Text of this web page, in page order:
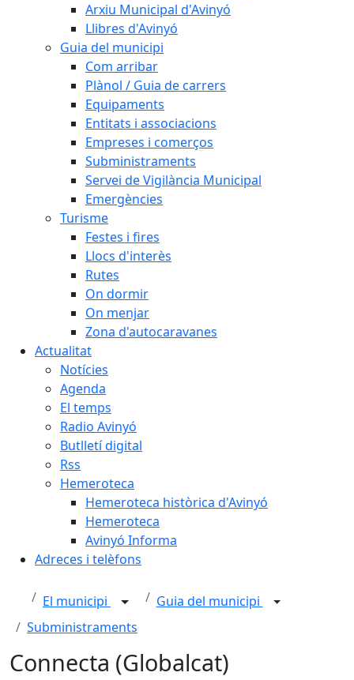
Arxiu Municipal d'Avinyó
Llibres d'Avinyó
Guia del municipi
Com arribar
Plànol / Guia de carrers
Equipaments
Entitats i associacions
Empreses i comerços
Subministraments
Servei de Vigilància Municipal
Emergències
Turisme
Festes i fires
Llocs d'interès
Rutes
On dormir
On menjar
Zona d'autocaravanes
Actualitat
Notícies
Agenda
El temps
Radio Avinyó
Butlletí digital
Rss
Hemeroteca
Hemeroteca històrica d'Avinyó
Hemeroteca
Avinyó Informa
Adreces i telèfons
El municipi
Guia del municipi
Subministraments
Connecta (Globalcat)